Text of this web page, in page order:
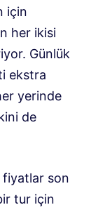
için
her ikisi
Günlük
ekstra
yerinde
de
fiyatlar son
tur için